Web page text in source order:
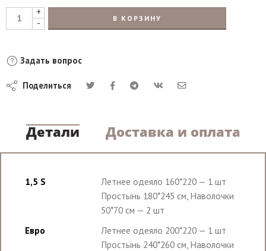
+
-
В КОРЗИНУ
Задать вопрос
Поделиться
Детали Доставка и оплата
1,5 S
Летнее одеяло 160*220 — 1 шт
Простынь 180*245 см, Наволочки
50*70 см — 2 шт
Евро
Летнее одеяло 200*220 — 1 шт
Простынь 240*260 см, Наволочки